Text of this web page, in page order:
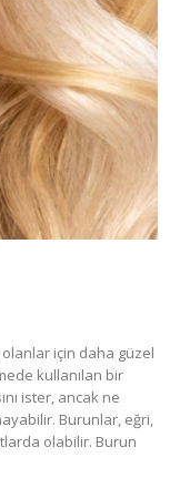
için daha güzel
kullanılan bir
ister, ancak ne
Burunlar, eğri,
olabilir. Burun